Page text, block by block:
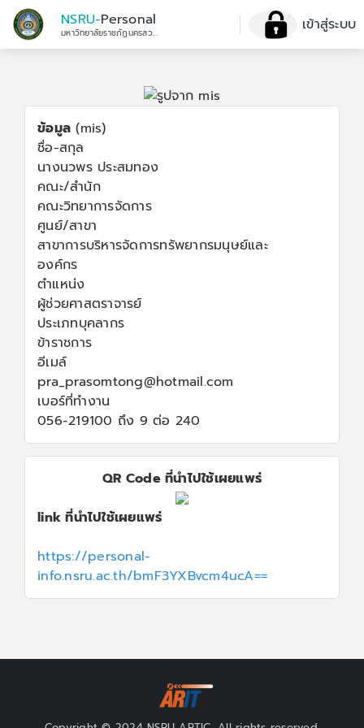
NSRU-Personal
มหาวิทยาลัยราชภัฏนครสวรรค์ เข้าสู่ระบบ
ข้อมูล (mis)
ชื่อ-สกุล
นางนวพร ประสมทอง
คณะ/สำนัก
คณะวิทยาการจัดการ
ศูนย์/สาขา
สาขาการบริหารจัดการทรัพยากรมนุษย์และ
องค์กร
ตำแหน่ง
ผู้ช่วยศาสตราจารย์
ประเภทบุคลากร
ข้าราชการ
อีเมล์
pra_prasomtong@hotmail.com
เบอร์ที่ทำงาน
056-219100 ถึง 9 ต่อ 240
QR Code ที่นำไปใช้เผยแพร่
link ที่นำไปใช้เผยแพร่
https://personal-
info.nsru.ac.th/bmF3YXBvcm4ucA==